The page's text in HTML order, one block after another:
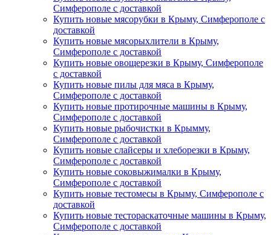
Симферополе с доставкой
Купить новые мясорубки в Крыму, Симферополе с
доставкой
Купить новые мясорыхлители в Крыму,
Симферополе с доставкой
Купить новые овощерезки в Крыму, Симферополе
с доставкой
Купить новые пилы для мяса в Крыму,
Симферополе с доставкой
Купить новые протирочные машины в Крыму,
Симферополе с доставкой
Купить новые рыбочистки в Крымму,
Симферополе с доставкой
Купить новые слайсеры и хлеборезки в Крыму,
Симферополе с доставкой
Купить новые соковыжималки в Крыму,
Симферополе с доставкой
Купить новые тестомесы в Крыму, Симферополе с
доставкой
Купить новые тестораскаточные машины в Крыму,
Симферополе с доставкой